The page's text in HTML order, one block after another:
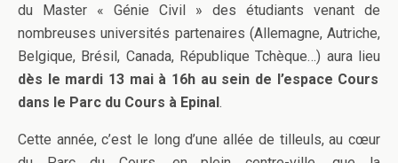
du Master « Génie Civil » des étudiants venant de
nombreuses universités partenaires (Allemagne, Autriche,
Belgique, Brésil, Canada, République Tchèque…) aura lieu
dès le mardi 13 mai à 16h au sein de l’espace Cours
dans le Parc du Cours à Epinal .
Cette année, c’est le long d’une allée de tilleuls, au cœur